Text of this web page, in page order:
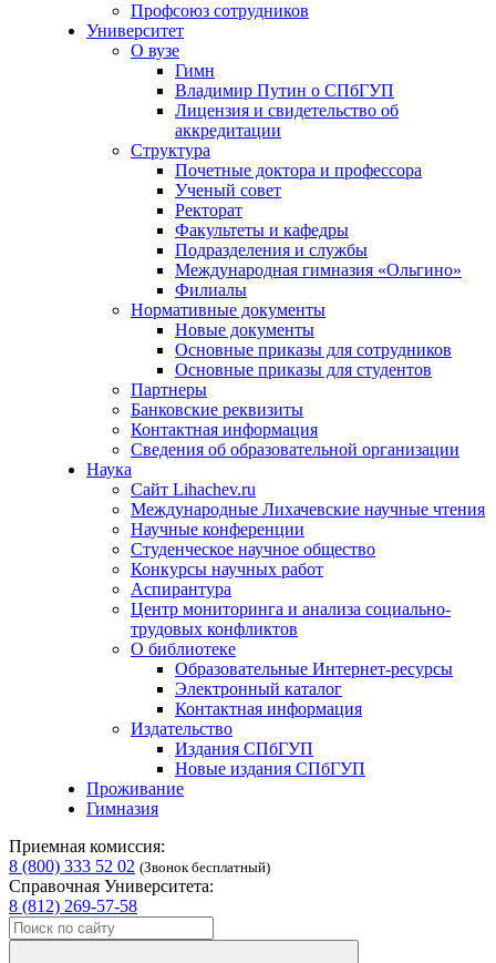
Профсоюз сотрудников
Университет
О вузе
Гимн
Владимир Путин о СПбГУП
Лицензия и свидетельство об
аккредитации
Структура
Почетные доктора и профессора
Ученый совет
Ректорат
Факультеты и кафедры
Подразделения и службы
Международная гимназия «Ольгино»
Филиалы
Нормативные документы
Новые документы
Основные приказы для сотрудников
Основные приказы для студентов
Партнеры
Банковские реквизиты
Контактная информация
Сведения об образовательной организации
Наука
Сайт Lihachev.ru
Международные Лихачевские научные чтения
Научные конференции
Студенческое научное общество
Конкурсы научных работ
Аспирантура
Центр мониторинга и анализа социально-
трудовых конфликтов
О библиотеке
Образовательные Интернет-ресурсы
Электронный каталог
Контактная информация
Издательство
Издания СПбГУП
Новые издания СПбГУП
Проживание
Гимназия
Приемная комиссия:
8 (800) 333 52 02 (Звонок бесплатный)
Справочная Университета:
8 (812) 269-57-58